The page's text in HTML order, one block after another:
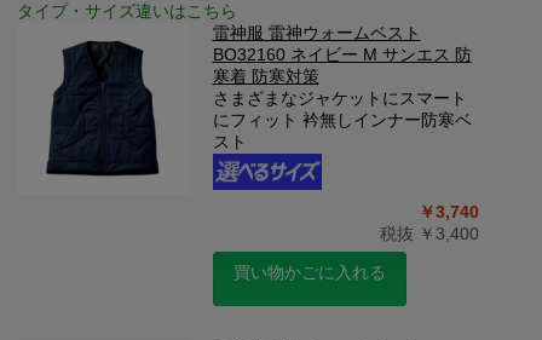
タイプ・サイズ違いはこちら
雷神服 雷神ウォームベスト
BO32160 ネイビー M サンエス 防
寒着 防寒対策
さまざまなジャケットにスマート
にフィット 衿無しインナー防寒ベ
スト
￥3,740
税抜 ￥3,400
買い物かごに入れる